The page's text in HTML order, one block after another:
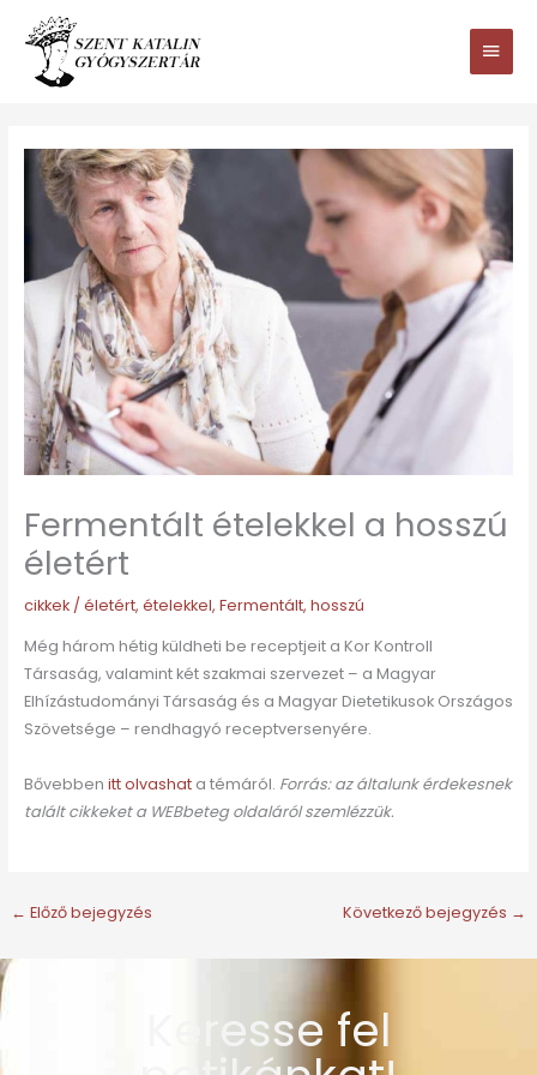
tartalomhoz
Main
Menu
Fermentált ételekkel a hosszú
életért
cikkek/ életért, ételekkel, Fermentált, hosszú
Még három hétig küldheti be receptjeit a Kor Kontroll
Társaság, valamint két szakmai szervezet – a Magyar
Elhízástudományi Társaság és a Magyar Dietetikusok Országos
Szövetsége – rendhagyó receptversenyére.
Bővebben itt olvashat a témáról. Forrás: az általunk érdekesnek
talált cikkeket a WEBbeteg oldaláról szemlézzük.
← Előző bejegyzés Következő bejegyzés →
Keresse fel